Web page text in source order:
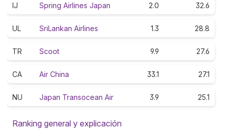
IJ Spring Airlines Japan 2.0 32.6
UL SriLankan Airlines 1.3 28.8
TR Scoot 9.9 27.6
CA Air China 33.1 27.1
NU Japan Transocean Air 3.9 25.1
Ranking general y explicación